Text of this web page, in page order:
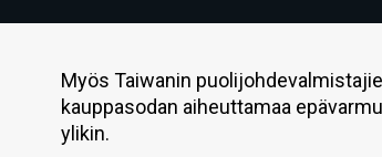
Myös Taiwanin
kauppasodan aiheuttamaa
ylikin.